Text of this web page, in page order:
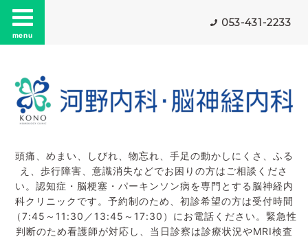
menu
053-431-2233
頭痛、めまい、しびれ、物忘れ、手足の動かしにくさ、ふる
え、歩行障害、意識消失などでお困りの方はご相談くださ
い。認知症・脳梗塞・パーキンソン病を専門とする脳神経内
科クリニックです。予約制のため、初診希望の方は受付時間
（7:45～11:30／13:45～17:30）にお電話ください。緊急性
判断のため看護師が対応し、当日診察は診療状況やMRI検査